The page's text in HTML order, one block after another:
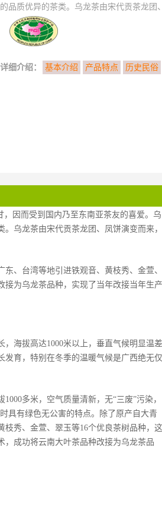
的品质优异的茶类。乌龙茶由宋代贡茶龙团
详细介绍： 基本介绍 产品特点 历史民俗
因而受到国内乃至东南亚茶友的喜爱。乌
乌龙茶由宋代贡茶龙团、凤饼演变而来，
、台湾等地引进铁观音、黄枝秀、金萱、
接为乌龙茶品种，实现了当年改接当年生产
海拔高达1000米以上，垂直气候明显温差
发育，特别在冬季的温暖气候是广西绝无仅
多米，空气质量清新，无“三废”污染，
具有绿色无公害的特点。除了原产自大青
枝秀、金萱、翠玉等16个优良茶树品种，这
，成功将云南大叶茶品种改接为乌龙茶品